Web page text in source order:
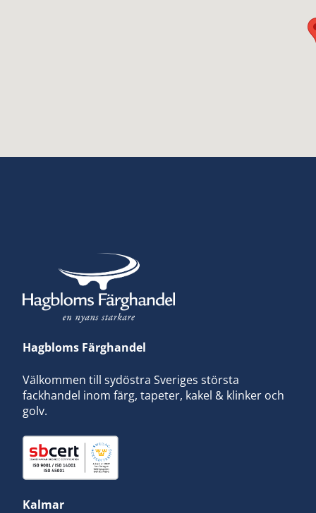
Hagbloms Färghandel
Välkommen till sydöstra Sveriges största
fackhandel inom färg, tapeter, kakel & klinker och
golv.
Kalmar